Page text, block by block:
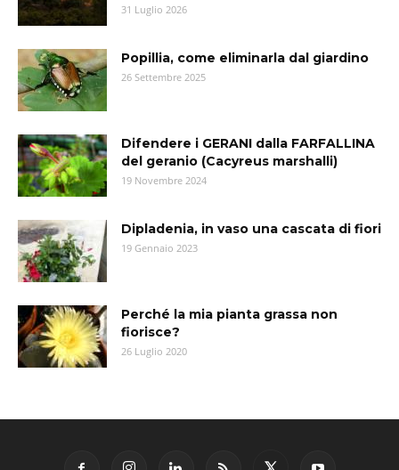
31 Luglio 2026
Popillia, come eliminarla dal giardino
26 Settembre 2025
Difendere i GERANI dalla FARFALLINA
del geranio (Cacyreus marshalli)
19 Novembre 2024
Dipladenia, in vaso una cascata di fiori
19 Gennaio 2023
Perché la mia pianta grassa non
fiorisce?
26 Luglio 2020